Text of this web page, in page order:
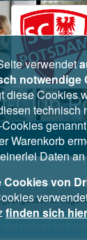
Club
für
verwendet
notwendige
diese Cookies
Warenkorb
Daten
Cookies von
finden sich